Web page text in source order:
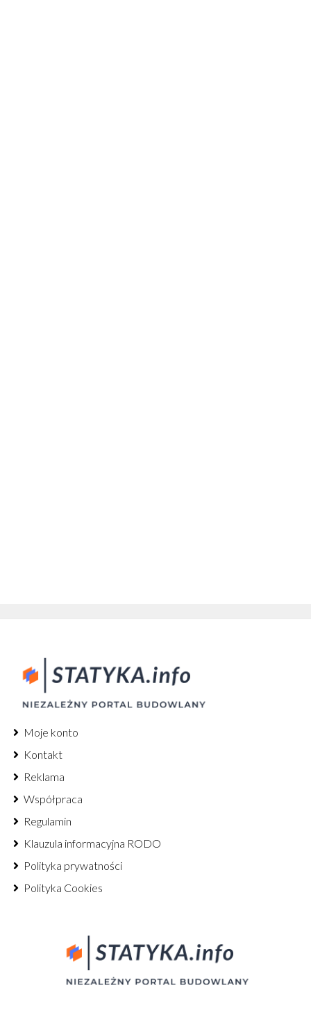
Moje konto
Kontakt
Reklama
Współpraca
Regulamin
Klauzula informacyjna RODO
Polityka prywatności
Polityka Cookies